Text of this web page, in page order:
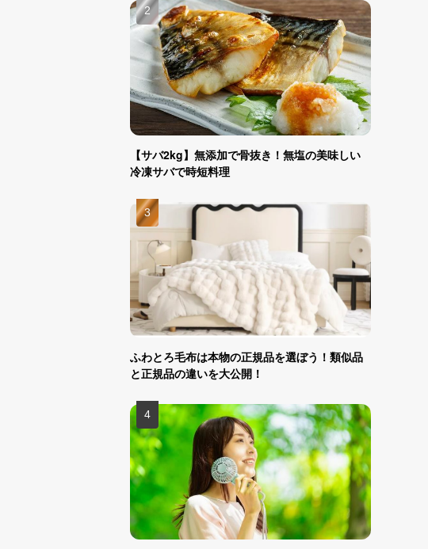
【サバ2kg】無添加で骨抜き！無塩の美味しい
冷凍サバで時短料理
ふわとろ毛布は本物の正規品を選ぼう！類似品
と正規品の違いを大公開！